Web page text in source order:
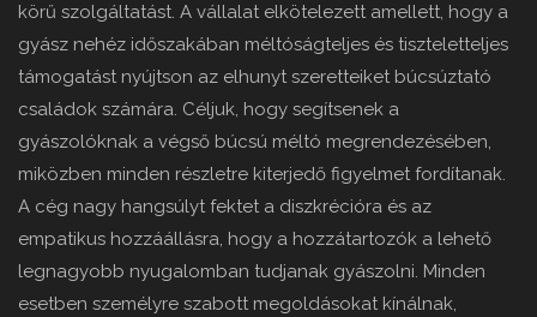
körű szolgáltatást. A vállalat elkötelezett amellett, hogy a
gyász nehéz időszakában méltóságteljes és tiszteletteljes
támogatást nyújtson az elhunyt szeretteiket búcsúztató
családok számára. Céljuk, hogy segítsenek a
gyászolóknak a végső búcsú méltó megrendezésében,
miközben minden részletre kiterjedő figyelmet fordítanak.
A cég nagy hangsúlyt fektet a diszkrécióra és az
empatikus hozzáállásra, hogy a hozzátartozók a lehető
legnagyobb nyugalomban tudjanak gyászolni. Minden
esetben személyre szabott megoldásokat kínálnak,